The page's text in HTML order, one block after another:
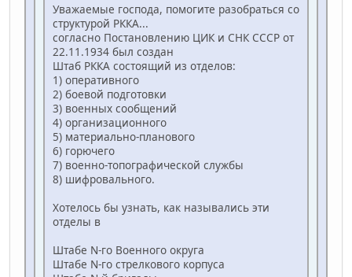
Уважаемые господа, помогите разобраться со
структурой РККА...
согласно Постановлению ЦИК и СНК СССР от
22.11.1934 был создан
Штаб РККА состоящий из отделов:
1) оперативного
2) боевой подготовки
3) военных сообщений
4) организационного
5) материально-планового
6) горючего
7) военно-топографической службы
8) шифровального.
Хотелось бы узнать, как назывались эти
отделы в
Штабе N-го Военного округа
Штабе N-го стрелкового корпуса